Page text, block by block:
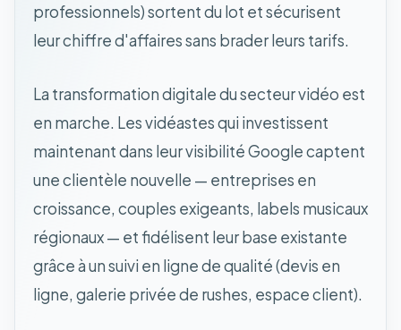
professionnels) sortent du lot et sécurisent
leur chiffre d'affaires sans brader leurs tarifs.
La transformation digitale du secteur vidéo est
en marche. Les vidéastes qui investissent
maintenant dans leur visibilité Google captent
une clientèle nouvelle — entreprises en
croissance, couples exigeants, labels musicaux
régionaux — et fidélisent leur base existante
grâce à un suivi en ligne de qualité (devis en
ligne, galerie privée de rushes, espace client).